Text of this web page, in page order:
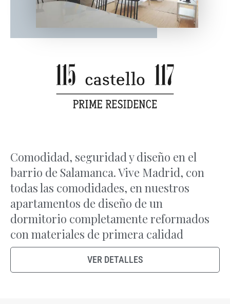
Comodidad, seguridad y diseño en el
barrio de Salamanca. Vive Madrid, con
todas las comodidades, en nuestros
apartamentos de diseño de un
dormitorio completamente reformados
con materiales de primera calidad
VER DETALLES